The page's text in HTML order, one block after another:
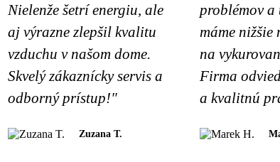
Nielenže šetrí energiu, ale
aj výrazne zlepšil kvalitu
vzduchu v našom dome.
Skvelý zákaznícky servis a
odborný prístup!"
Zuzana T.
problémov a
máme nižšie
na
Firma
a kvalitnú